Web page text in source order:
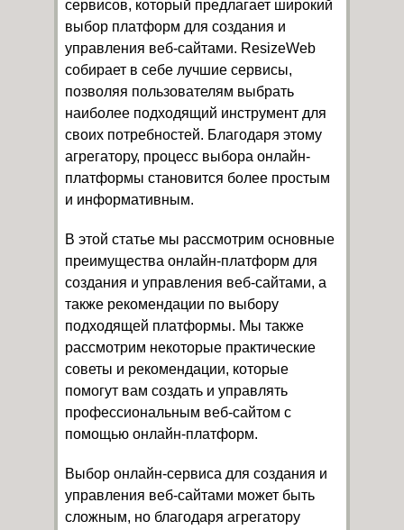
сервисов, который предлагает широкий
выбор платформ для создания и
управления веб-сайтами. ResizeWeb
собирает в себе лучшие сервисы,
позволяя пользователям выбрать
наиболее подходящий инструмент для
своих потребностей. Благодаря этому
агрегатору, процесс выбора онлайн-
платформы становится более простым
и информативным.
В этой статье мы рассмотрим основные
преимущества онлайн-платформ для
создания и управления веб-сайтами, а
также рекомендации по выбору
подходящей платформы. Мы также
рассмотрим некоторые практические
советы и рекомендации, которые
помогут вам создать и управлять
профессиональным веб-сайтом с
помощью онлайн-платформ.
Выбор онлайн-сервиса для создания и
управления веб-сайтами может быть
сложным, но благодаря агрегатору